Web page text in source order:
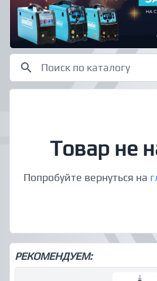
Товар не
Попробуйте вернуться на
РЕКОМЕНДУЕМ: